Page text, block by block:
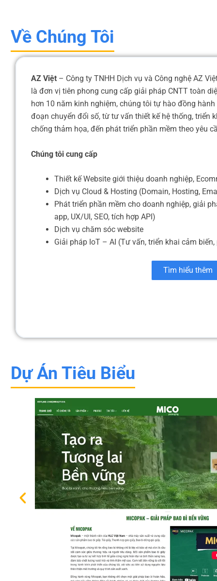
Về Chúng Tôi
AZ Việt – Công ty TNHH Dịch vụ và Công nghệ AZ
là đơn vị tiên phong cung cấp giải pháp CNTT toàn
hơn 10 năm kinh nghiệm, chúng tôi tự hào đồng
đoạn chuyển đổi số, từ tư vấn thiết kế hệ thống, triển
chống thảm họa, đến phát triển phần mềm theo yêu
Chúng tôi cung cấp
Thiết kế Website giới thiệu doanh nghiệp,
Dịch vụ Cloud & Hosting (Domain, Hosting,
Phát triển phần mềm cho doanh nghiệp, giải
app, UX/UI, SEO, tích hợp API)
Dịch vụ chăm sóc website
Giải pháp IoT – AI (Tư vấn, triển khai cảm
Tìm hiểu thêm
Dự Án Tiêu Biểu